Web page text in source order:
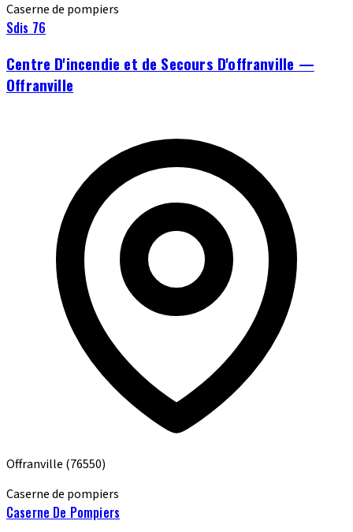
Caserne de pompiers
Sdis 76
Centre D'incendie et de Secours D'offranville —
Offranville
Offranville (76550)
Caserne de pompiers
Caserne De Pompiers